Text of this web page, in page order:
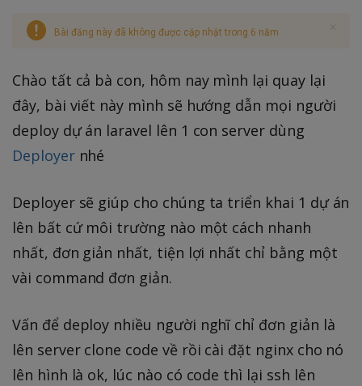
Bài đăng này đã không được cập nhật trong 6 năm
Chào tất cả bà con, hôm nay mình lại quay lại
đây, bài viết này mình sẽ hướng dẫn mọi người
deploy dự án laravel lên 1 con server dùng
Deployernhé
Deployer sẽ giúp cho chúng ta triển khai 1 dự án
lên bất cứ môi trường nào một cách nhanh
nhất, đơn giản nhất, tiện lợi nhất chỉ bằng một
vài command đơn giản.
Vấn để deploy nhiều người nghĩ chỉ đơn giản là
lên server clone code về rồi cài đặt nginx cho nó
lên hình là ok, lúc nào có code thì lại ssh lên